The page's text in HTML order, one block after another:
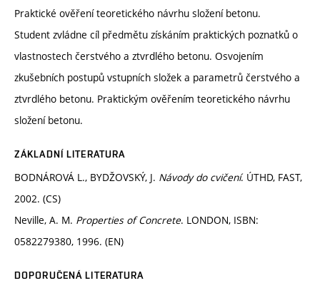
Praktické ověření teoretického návrhu složení betonu.
Student zvládne cíl předmětu získáním praktických poznatků o
vlastnostech čerstvého a ztvrdlého betonu. Osvojením
zkušebních postupů vstupních složek a parametrů čerstvého a
ztvrdlého betonu. Praktickým ověřením teoretického návrhu
složení betonu.
ZÁKLADNÍ LITERATURA
BODNÁROVÁ L., BYDŽOVSKÝ, J. Návody do cvičení. ÚTHD, FAST,
2002. (CS)
Neville, A. M. Properties of Concrete. LONDON, ISBN:
0582279380, 1996. (EN)
DOPORUČENÁ LITERATURA